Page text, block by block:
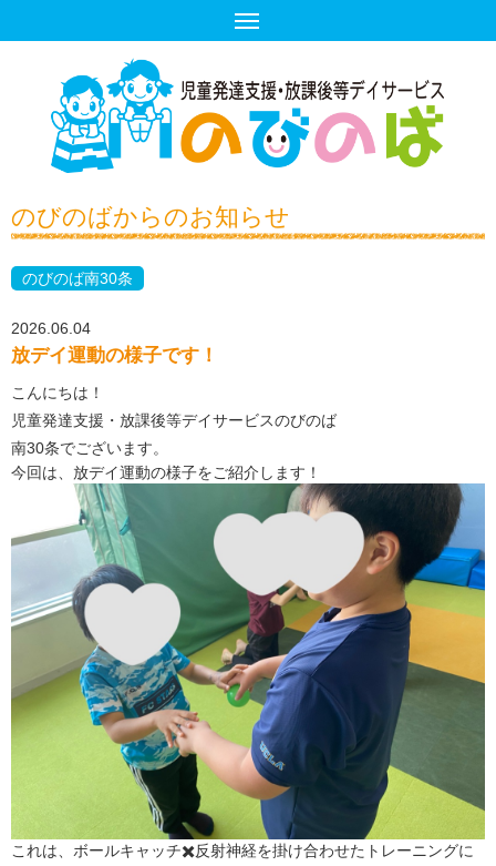
のびのばからのお知らせ
のびのば南30条
2026.06.04
放デイ運動の様子です！
こんにちは！
児童発達支援・放課後等デイサービスのびのば
南30条でございます。
今回は、放デイ運動の様子をご紹介します！
これは、ボールキャッチ✖️反射神経を掛け合わせたトレーニングに